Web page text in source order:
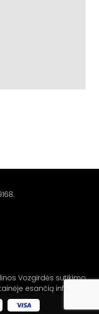
Vozgirdės sutikimo
esančią informaciją.